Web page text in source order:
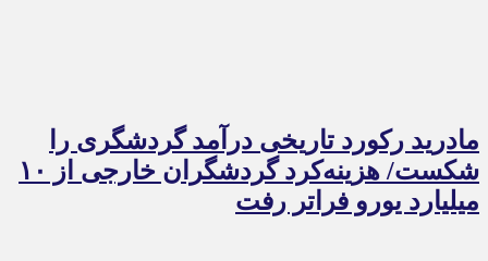
مادرید رکورد تاریخی درآمد گردشگری را
شکست/ هزینه‌کرد گردشگران خارجی از ۱۰
میلیارد یورو فراتر رفت